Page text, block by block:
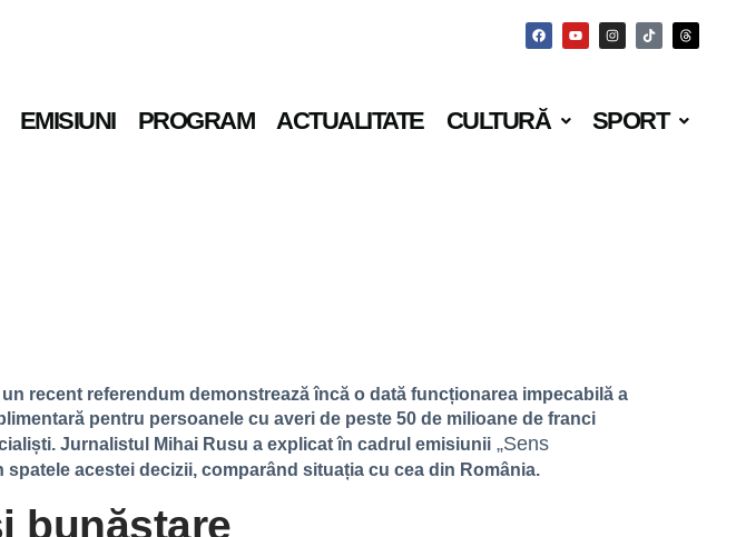
EMISIUNI PROGRAM ACTUALITATE CULTURĂ SPORT
recent referendum demonstrează încă o dată funcționarea impecabilă a
pentru persoanele cu averi de peste 50 de milioane de franci
Jurnalistul Mihai Rusu a explicat în cadrul emisiunii „Sens
acestei decizii, comparând situația cu cea din România.
bunăstare